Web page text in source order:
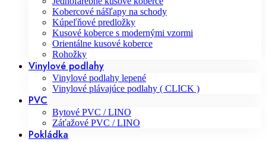
Kobercové nášľapy na schody
Kúpeľňové predložky
Kusové koberce s modernými vzormi
Orientálne kusové koberce
Rohožky
Vinylové podlahy
Vinylové podlahy lepené
Vinylové plávajúce podlahy ( CLICK )
PVC
Bytové PVC / LINO
Záťažové PVC / LINO
Pokládka